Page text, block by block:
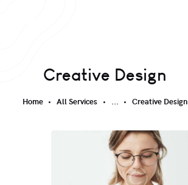
Creative Design
Home All Services ... Creative Design